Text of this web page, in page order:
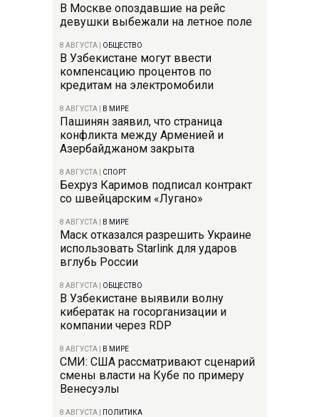
В Москве опоздавшие на рейс
девушки выбежали на летное поле
8 АВГУСТА ОБЩЕСТВО
В Узбекистане могут ввести
компенсацию процентов по
кредитам на электромобили
8 АВГУСТА В МИРЕ
Пашинян заявил, что страница
конфликта между Арменией и
Азербайджаном закрыта
8 АВГУСТА СПОРТ
Бехруз Каримов подписал контракт
со швейцарским «Лугано»
8 АВГУСТА В МИРЕ
Маск отказался разрешить Украине
использовать Starlink для ударов
вглубь России
8 АВГУСТА ОБЩЕСТВО
В Узбекистане выявили волну
кибератак на госорганизации и
компании через RDP
8 АВГУСТА В МИРЕ
СМИ: США рассматривают сценарий
смены власти на Кубе по примеру
Венесуэлы
8 АВГУСТА ПОЛИТИКА